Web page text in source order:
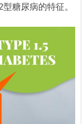
糖尿病的特征。